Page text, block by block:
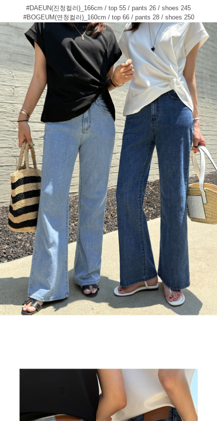
#DAEUN(진청컬러)_166cm / top 55 / pants 26 / shoes 245
#BOGEUM(연청컬러)_160cm / top 66 / pants 28 / shoes 250